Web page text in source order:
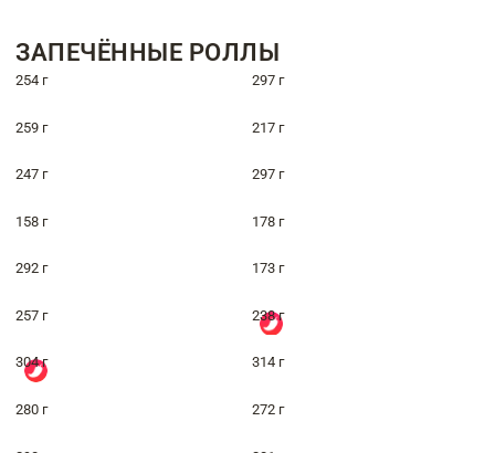
ЗАПЕЧЁННЫЕ РОЛЛЫ
254 г 297 г
259 г 217 г
247 г 297 г
158 г 178 г
292 г 173 г
257 г 238 г
304 г 314 г
280 г 272 г